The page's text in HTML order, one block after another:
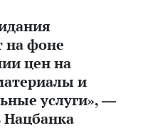
на фоне
цен на
и
услуги», —
Нацбанка